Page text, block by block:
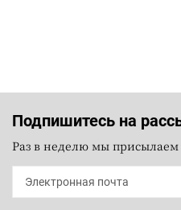
Подпишитесь на
Раз в неделю мы